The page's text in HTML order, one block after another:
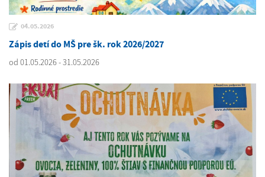
04.05.2026
Zápis detí do MŠ pre šk. rok 2026/2027
od 01.05.2026 - 31.05.2026